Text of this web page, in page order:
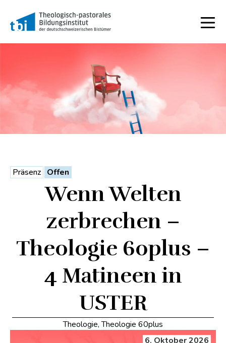
Präsenz Offen
Wenn Welten
zerbrechen –
Theologie 60plus –
4 Matineen in
USTER
Theologie,Theologie 60plus
6. Oktober 2026